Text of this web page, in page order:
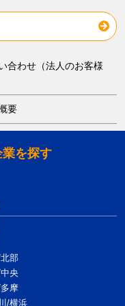
合わせ（法人のお客様
要
を探す
部
央
摩
/横浜